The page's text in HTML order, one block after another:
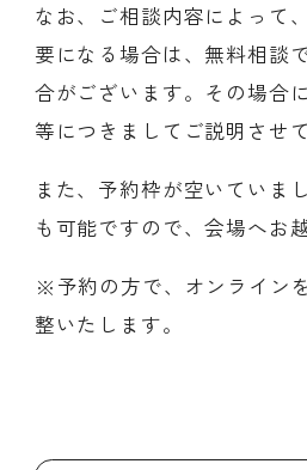
なお、ご相談内容によって
要になる場合は、無料相談
合がございます。その場合
等につきましてご説明させ
また、予約枠が空いていま
も可能ですので、会場へお
※予約の方で、オンライン
整いたします。